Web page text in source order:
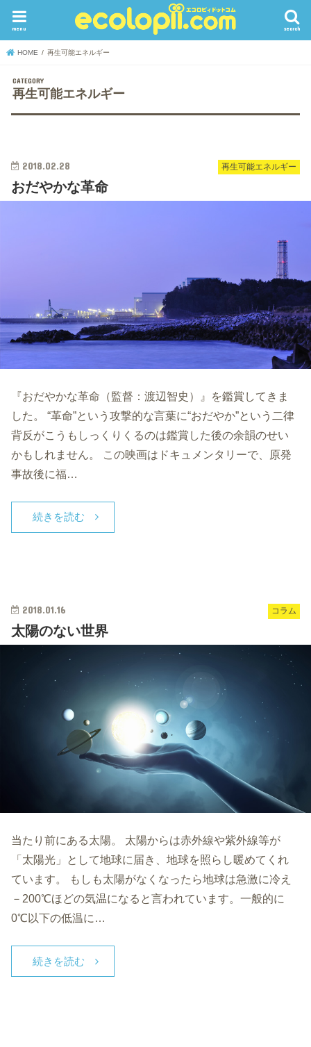
search
menu
HOME 再生可能エネルギー
再生可能エネルギー
2018.02.28 再生可能エネルギー
おだやかな革命
『おだやかな革命（監督：渡辺智史）』を鑑賞してきま
した。 “革命”という攻撃的な言葉に“おだやか”という二律
背反がこうもしっくりくるのは鑑賞した後の余韻のせい
かもしれません。 この映画はドキュメンタリーで、原発
事故後に福…
続きを読む
2018.01.16 コラム
太陽のない世界
当たり前にある太陽。 太陽からは赤外線や紫外線等が
「太陽光」として地球に届き、地球を照らし暖めてくれ
ています。 もしも太陽がなくなったら地球は急激に冷え
－200℃ほどの気温になると言われています。一般的に
0℃以下の低温に…
続きを読む